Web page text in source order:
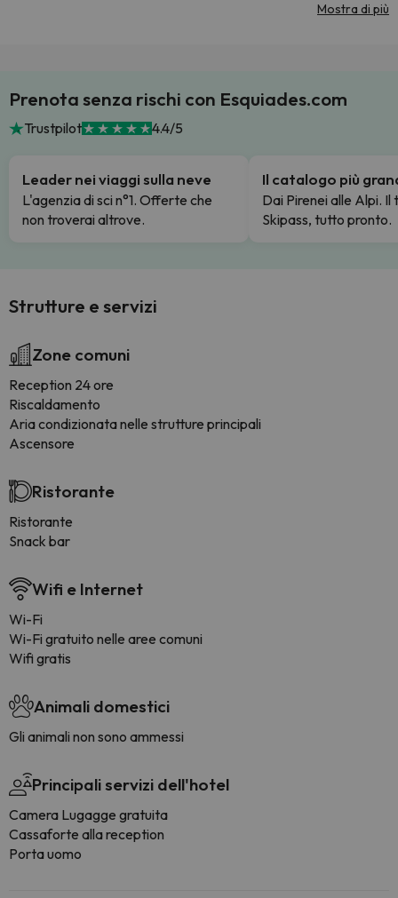
Mostra di più
Prenota senza rischi con Esquiades.com
Trustpilot 4.4/5
Leader nei viaggi sulla neve
L'agenzia di sci n°1. Offerte che
non troverai altrove.
Il catalogo più
Dai Pirenei alle Alpi. Il
Skipass, tutto pronto.
Strutture e servizi
Zone comuni
Reception 24 ore
Riscaldamento
Aria condizionata nelle strutture principali
Ascensore
Ristorante
Ristorante
Snack bar
Wifi e Internet
Wi-Fi
Wi-Fi gratuito nelle aree comuni
Wifi gratis
Animali domestici
Gli animali non sono ammessi
Principali servizi dell'hotel
Camera Lugagge gratuita
Cassaforte alla reception
Porta uomo